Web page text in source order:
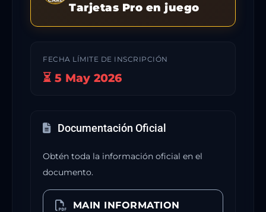
Tarjetas Pro en juego
FECHA LÍMITE DE INSCRIPCIÓN
⏳ 5 May 2026
Documentación Oficial
Obtén toda la información oficial en el
documento.
MAIN INFORMATION